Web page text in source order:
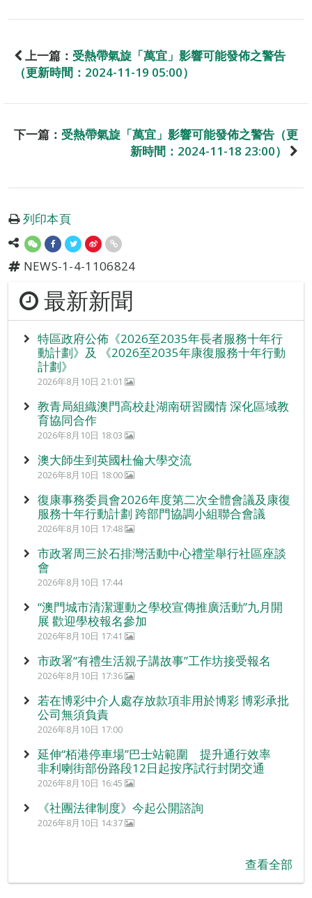
上一篇： 受熱帶氣旋「萬宜」影響可能發佈之警告
（更新時間：2024-11-19 05:00）
下一篇： 受熱帶氣旋「萬宜」影響可能發佈之警告（更
新時間：2024-11-18 23:00）
列印本頁
NEWS-1-4-1106824
最新新聞
特區政府公佈《2026至2035年長者服務十年行
動計劃》及 《2026至2035年康復服務十年行動
計劃》
2026年8月10日 21:01
教青局組織澳門高校赴湖南研習國情 深化區域教
育協同合作
2026年8月10日 18:03
澳大師生到英國杜倫大學交流
2026年8月10日 18:00
復康事務委員會2026年度第二次全體會議及康復
服務十年行動計劃 跨部門協調小組聯合會議
2026年8月10日 17:48
市政署周三於石排灣活動中心禮堂舉行社區座談
會
2026年8月10日 17:44
“澳門城市清潔運動之學校宣傳推廣活動”九月開
展 歡迎學校報名參加
2026年8月10日 17:41
市政署“有禮生活親子講故事”工作坊接受報名
2026年8月10日 17:36
若在博彩中介人處存放款項非用於博彩 博彩承批
公司無須負責
2026年8月10日 17:00
延伸“栢港停車場”巴士站範圍 提升通行效率
非利喇街部份路段12日起按序試行封閉交通
2026年8月10日 16:45
《社團法律制度》今起公開諮詢
2026年8月10日 14:37
查看全部